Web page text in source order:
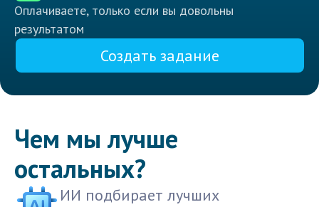
Оплачиваете, только если вы довольны
результатом
Создать задание
Чем мы лучше
остальных?
ИИ подбирает лучших